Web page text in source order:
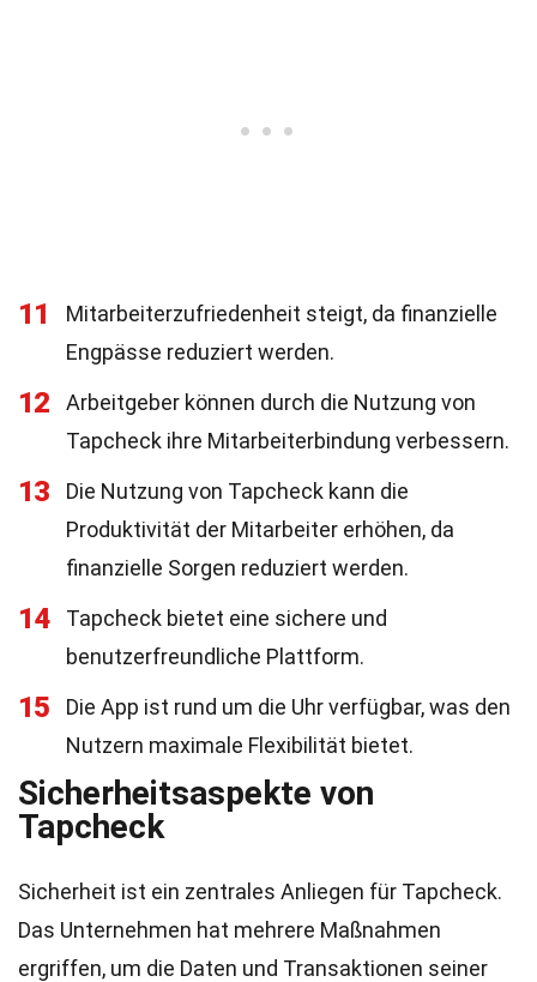
11
Mitarbeiterzufriedenheit steigt, da finanzielle
Engpässe reduziert werden.
12
Arbeitgeber können durch die Nutzung von
Tapcheck ihre Mitarbeiterbindung verbessern.
13
Die Nutzung von Tapcheck kann die
Produktivität der Mitarbeiter erhöhen, da
finanzielle Sorgen reduziert werden.
14
Tapcheck bietet eine sichere und
benutzerfreundliche Plattform.
15
Die App ist rund um die Uhr verfügbar, was den
Nutzern maximale Flexibilität bietet.
Sicherheitsaspekte von
Tapcheck
Sicherheit ist ein zentrales Anliegen für Tapcheck.
Das Unternehmen hat mehrere Maßnahmen
ergriffen, um die Daten und Transaktionen seiner